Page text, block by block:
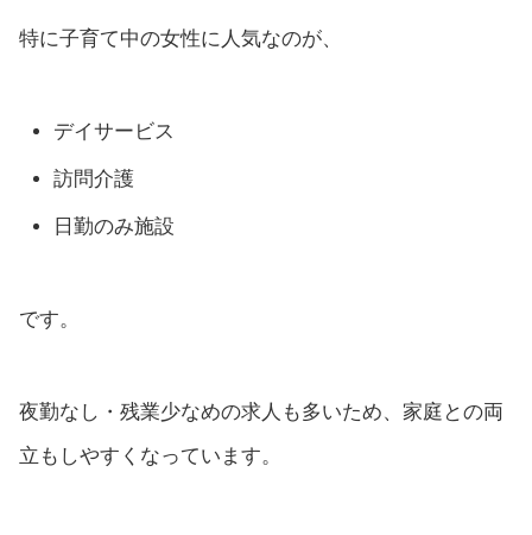
特に子育て中の女性に人気なのが、
デイサービス
訪問介護
日勤のみ施設
です。
夜勤なし・残業少なめの求人も多いため、家庭との両
立もしやすくなっています。